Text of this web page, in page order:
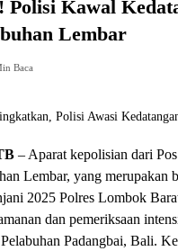
Kawal
Lembar
Baca
– Aparat kepolisian dari
Lembar, yang merupakan
2025 Polres Lombok
dan pemeriksaan
Padangbai, Bali.